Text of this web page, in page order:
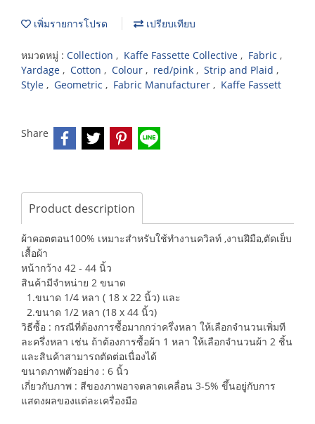
เพิ่มรายการโปรด เปรียบเทียบ
หมวดหมู่ : Collection , Kaffe Fassette Collective , Fabric ,
Yardage , Cotton , Colour , red/pink , Strip and Plaid ,
Style , Geometric , Fabric Manufacturer , Kaffe Fassett
Share
Product description
ผ้าคอตตอน100% เหมาะสำหรับใช้ทำงานควิลท์ ,งานฝีมือ,ตัดเย็บ
เสื้อผ้า
หน้ากว้าง 42 - 44 นิ้ว
สินค้ามีจำหน่าย 2 ขนาด
1.ขนาด 1/4 หลา ( 18 x 22 นิ้ว) และ
2.ขนาด 1/2 หลา (18 x 44 นิ้ว)
วิธีซื้อ : กรณีที่ต้องการซื้อมากกว่าครึ่งหลา ให้เลือกจำนวนเพิ่มที
ละครึ่งหลา เช่น ถ้าต้องการซื้อผ้า 1 หลา ให้เลือกจำนวนผ้า 2 ชิ้น
และสินค้าสามารถตัดต่อเนื่องได้
ขนาดภาพตัวอย่าง : 6 นิ้ว
เกี่ยวกับภาพ : สีของภาพอาจตลาดเคลื่อน 3-5% ขึ้นอยู่กับการ
แสดงผลของแต่ละเครื่องมือ